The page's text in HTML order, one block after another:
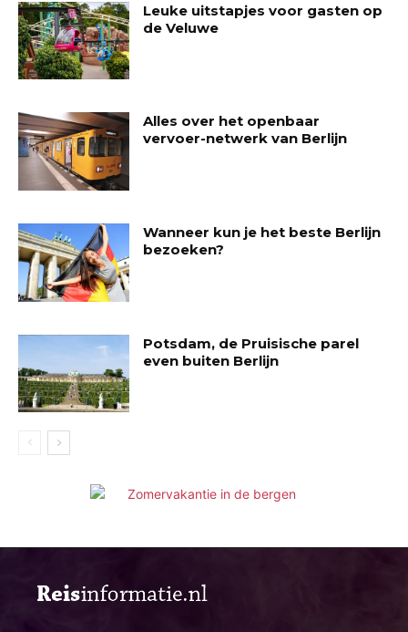
Leuke uitstapjes voor gasten op
de Veluwe
Alles over het openbaar
vervoer-netwerk van Berlijn
Wanneer kun je het beste Berlijn
bezoeken?
Potsdam, de Pruisische parel
even buiten Berlijn